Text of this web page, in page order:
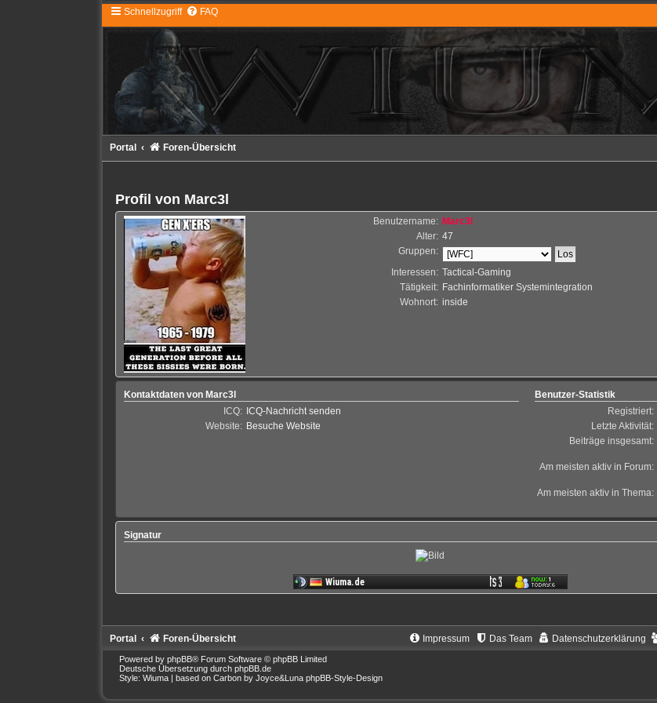
Schnellzugriff FAQ
Portal Foren-Übersicht
Profil von Marc3l
Benutzername: Marc3l
Alter: 47
Gruppen:
Interessen: Tactical-Gaming
Tätigkeit: Fachinformatiker Systemintegration
Wohnort: inside
Kontaktdaten von Marc3l
ICQ: ICQ-Nachricht senden
Website: Besuche Website
Benutzer-Statistik
Registriert:
Letzte Aktivität:
Beiträge insgesamt:
Am meisten aktiv in Forum:
Am meisten aktiv in Thema:
Signatur
Portal Foren-Übersicht Datenschutzerklärung
Das Team
Impressum
Powered by phpBB® Forum Software © phpBB Limited
Deutsche Übersetzung durch phpBB.de
Style: Wiuma | based on Carbon by Joyce&Luna phpBB-Style-Design